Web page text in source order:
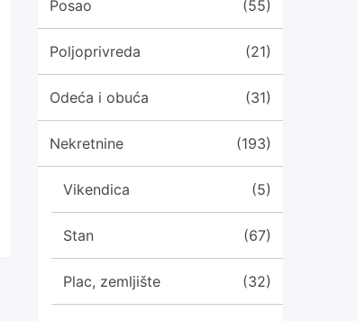
Posao (55)
Poljoprivreda (21)
Odeća i obuća (31)
Nekretnine (193)
Vikendica (5)
Stan (67)
Plac, zemljište (32)